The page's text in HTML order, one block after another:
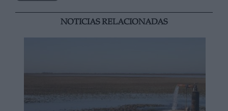
NOTICIAS RELACIONADAS